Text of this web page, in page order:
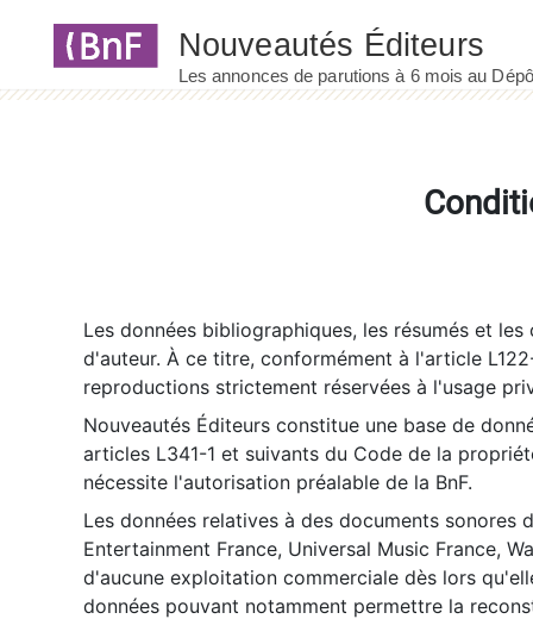
Les données bibliographiques, les résumés et
d'auteur. À ce titre, conformément à l'article
reproductions strictement réservées à l'usage
Nouveautés Éditeurs constitue une base de
articles L341-1 et suivants du Code de la
nécessite l'autorisation préalable de la BnF.
Les données relatives à des documents sonores
Entertainment France, Universal Music France,
d'aucune exploitation commerciale dès lors
données pouvant notamment permettre la